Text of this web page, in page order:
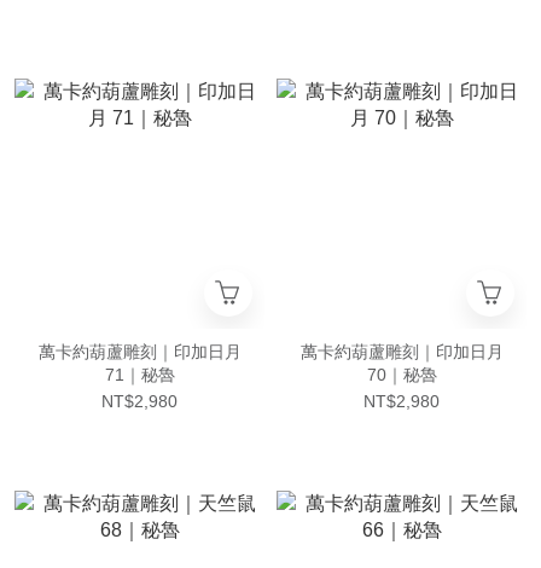
萬卡約葫蘆雕刻｜印加日月
71｜秘魯
NT$2,980
萬卡約葫蘆雕刻｜印加日月
70｜秘魯
NT$2,980